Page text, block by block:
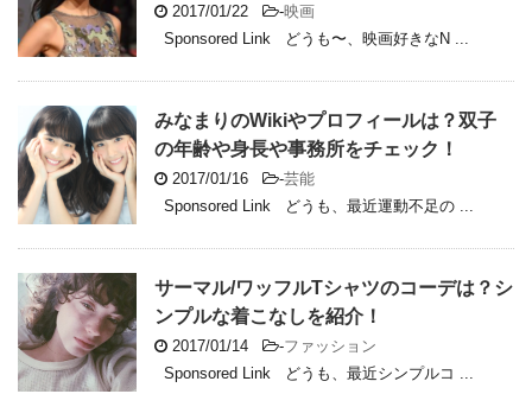
2017/01/22 -映画
Sponsored Link どうも〜、映画好きなN ...
みなまりのWikiやプロフィールは？双子
の年齢や身長や事務所をチェック！
2017/01/16 -芸能
Sponsored Link どうも、最近運動不足の ...
サーマル/ワッフルTシャツのコーデは？シ
ンプルな着こなしを紹介！
2017/01/14 -ファッション
Sponsored Link どうも、最近シンプルコ ...